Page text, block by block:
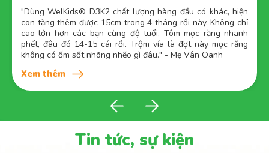
D3K2 chất lượng hàng đầu có khác, hiện
15cm trong 4 tháng rồi này. Không chỉ
bạn cùng độ tuổi, Tôm mọc răng nhanh
15 cái rồi. Trộm vía là đợt này mọc răng
nhõng nhẽo gì đâu." - Mẹ Vân Oanh
"WelKids® D3K2
Olive hữu cơ là đã
dùng WelKids®
ngon miệng hơn,
khỏe như này là
Tin tức, sự kiện